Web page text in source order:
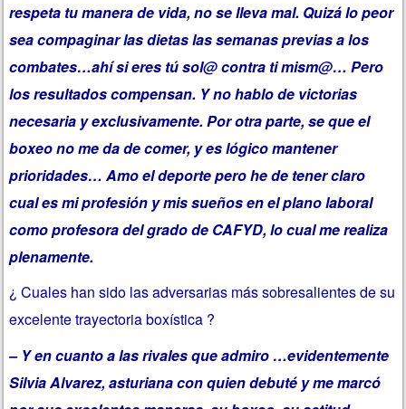
respeta tu manera de vida, no se lleva mal. Quizá lo peor
sea compaginar las dietas las semanas previas a los
combates…ahí si eres tú sol@ contra ti mism@… Pero
los resultados compensan. Y no hablo de victorias
necesaria y exclusivamente. Por otra parte, se que el
boxeo no me da de comer, y es lógico mantener
prioridades… Amo el deporte pero he de tener claro
cual es mi profesión y mis sueños en el plano laboral
como profesora del grado de CAFYD, lo cual me realiza
plenamente.
¿ Cuales han sido las adversarias más sobresalientes de su
excelente trayectoria boxística ?
– Y en cuanto a las rivales que admiro …evidentemente
Silvia Alvarez, asturiana con quien debuté y me marcó